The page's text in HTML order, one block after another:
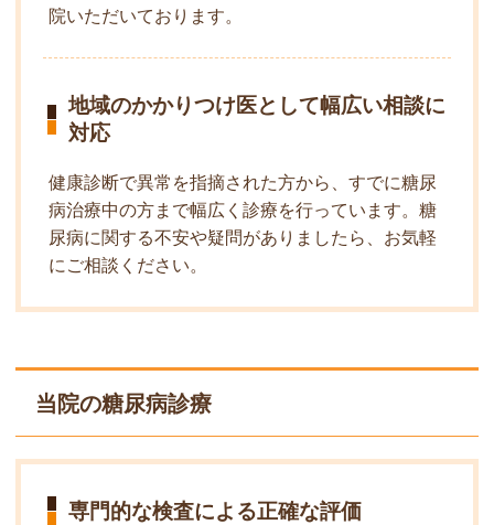
院いただいております。
地域のかかりつけ医として幅広い相談に
対応
健康診断で異常を指摘された方から、すでに糖尿
病治療中の方まで幅広く診療を行っています。糖
尿病に関する不安や疑問がありましたら、お気軽
にご相談ください。
当院の糖尿病診療
専門的な検査による正確な評価